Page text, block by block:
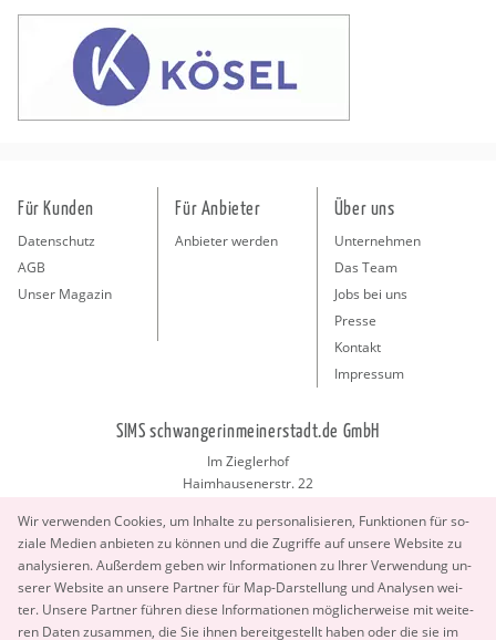
Wir ver­wen­den Coo­kies, um In­hal­te zu per­so­na­li­sie­ren, Funk­tio­nen für so­
zia­le Me­di­en an­bie­ten zu kön­nen und die Zu­grif­fe auf un­se­re Web­site zu
ana­ly­sie­ren. Au­ßer­dem geben wir In­for­ma­tio­nen zu Ihrer Ver­wen­dung un­
se­rer Web­site an un­se­re Part­ner für Map-Dar­stel­lung und Ana­ly­sen wei­
ter. Un­se­re Part­ner füh­ren diese In­for­ma­tio­nen mög­li­cher­wei­se mit wei­te­
ren Daten zu­sam­men, die Sie ihnen be­reit­ge­stellt haben oder die sie im
Für Kunden
Datenschutz
AGB
Unser Magazin
Für Anbieter
Anbieter werden
Über uns
Unternehmen
Das Team
Jobs bei uns
Presse
Kontakt
Impressum
SIMS schwangerinmeinerstadt.de GmbH
Im Zieglerhof
Haimhausenerstr. 22
info@schwangerinmeinerstadt.de